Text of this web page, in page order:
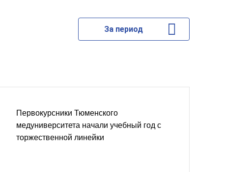
За период
Первокурсники Тюменского
медуниверситета начали учебный год с
торжественной линейки